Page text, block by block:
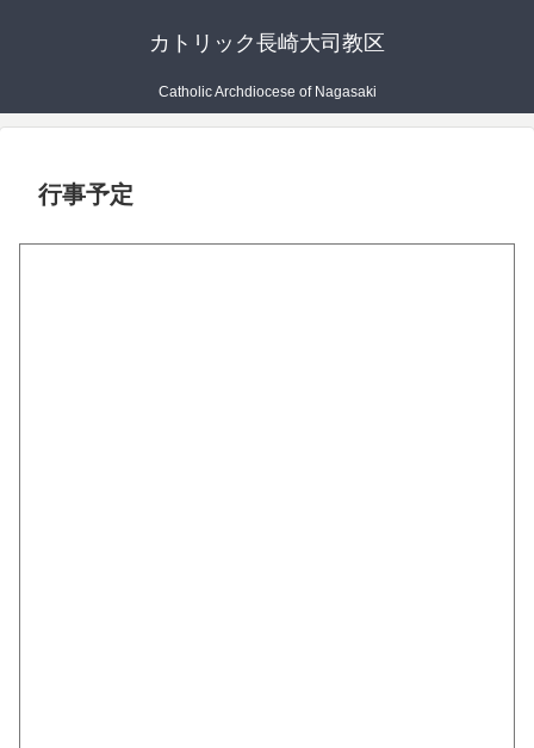
カトリック長崎大司教区
Catholic Archdiocese of Nagasaki
行事予定